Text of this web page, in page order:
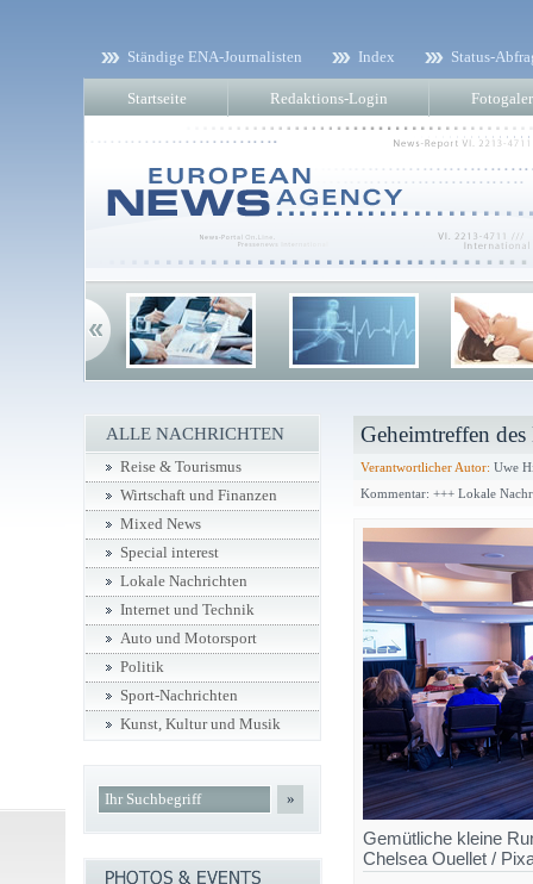
Ständige ENA-Journalisten Index Status-
Startseite Redaktions-Login
Geheimtreffen
Verantwortlicher Autor: Uwe
Kommentar: +++ Lokale
Gemütliche kleine
Chelsea Ouellet /
ALLE NACHRICHTEN
Reise & Tourismus
Wirtschaft und Finanzen
Mixed News
Special interest
Lokale Nachrichten
Internet und Technik
Auto und Motorsport
Politik
Sport-Nachrichten
Kunst, Kultur und Musik
»